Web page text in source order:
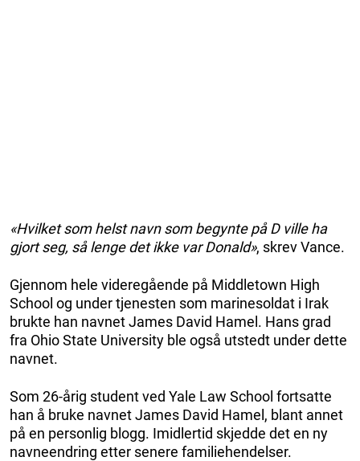
«Hvilket som helst navn som begynte på D ville ha
gjort seg, så lenge det ikke var Donald», skrev Vance.
Gjennom hele videregående på Middletown High
School og under tjenesten som marinesoldat i Irak
brukte han navnet James David Hamel. Hans grad
fra Ohio State University ble også utstedt under dette
navnet.
Som 26-årig student ved Yale Law School fortsatte
han å bruke navnet James David Hamel, blant annet
på en personlig blogg. Imidlertid skjedde det en ny
navneendring etter senere familiehendelser.